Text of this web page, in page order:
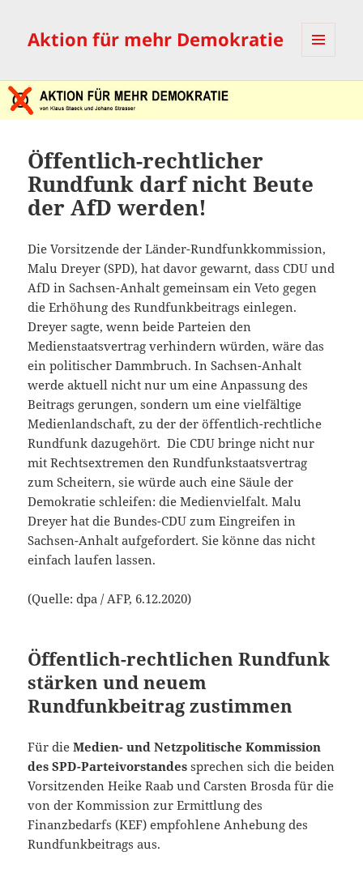
Aktion für mehr Demokratie
Öffentlich-rechtlicher
Rundfunk darf nicht Beute
der AfD werden!
Die Vorsitzende der Länder-Rundfunkkommission,
Malu Dreyer (SPD), hat davor gewarnt, dass CDU und
AfD in Sachsen-Anhalt gemeinsam ein Veto gegen
die Erhöhung des Rundfunkbeitrags einlegen.
Dreyer sagte, wenn beide Parteien den
Medienstaatsvertrag verhindern würden, wäre das
ein politischer Dammbruch. In Sachsen-Anhalt
werde aktuell nicht nur um eine Anpassung des
Beitrags gerungen, sondern um eine vielfältige
Medienlandschaft, zu der der öffentlich-rechtliche
Rundfunk dazugehört. Die CDU bringe nicht nur
mit Rechtsextremen den Rundfunkstaatsvertrag
zum Scheitern, sie würde auch eine Säule der
Demokratie schleifen: die Medienvielfalt. Malu
Dreyer hat die Bundes-CDU zum Eingreifen in
Sachsen-Anhalt aufgefordert. Sie könne das nicht
einfach laufen lassen.
(Quelle: dpa / AFP, 6.12.2020)
Öffentlich-rechtlichen Rundfunk
stärken und neuem
Rundfunkbeitrag zustimmen
Für dieMedien- und Netzpolitische Kommission
des SPD-Parteivorstandessprechen sich die beiden
Vorsitzenden Heike Raab und Carsten Brosda für die
von der Kommission zur Ermittlung des
Finanzbedarfs (KEF) empfohlene Anhebung des
Rundfunkbeitrags aus.